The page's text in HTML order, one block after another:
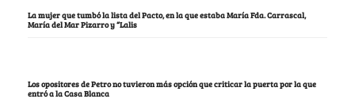
La mujer que tumbó la lista del Pacto, en la que estaba María Fda. Carrascal,
María del Mar Pizarro y “Lalis
Los opositores de Petro no tuvieron más opción que criticar la puerta por la que
entró a la Casa Blanca